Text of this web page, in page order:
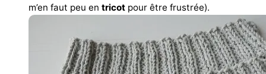
m’en faut peu en tricot pour être frustrée).